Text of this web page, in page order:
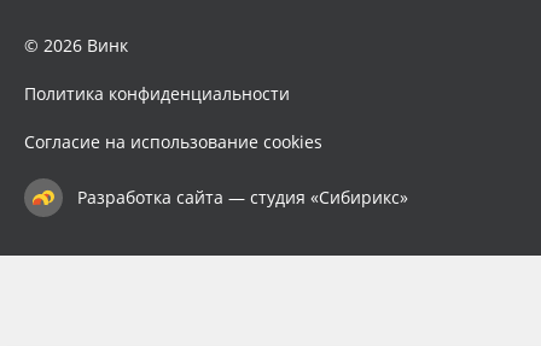
© 2026 Винк
Политика конфиденциальности
Согласие на использование cookies
Разработка сайта — студия «Сибирикс»